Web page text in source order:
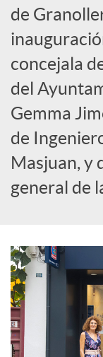
c
i
a
l
e
s
de
concejala
del
Gemma
de
Masjuan, y
general de